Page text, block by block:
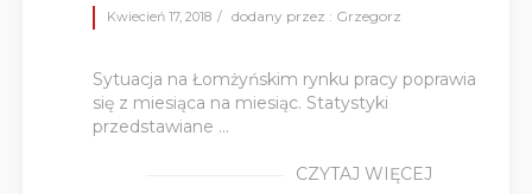
Kwiecień 17, 2018 dodany przez : Grzegorz
Sytuacja na Łomżyńskim rynku pracy poprawia
się z miesiąca na miesiąc. Statystyki
przedstawiane ...
CZYTAJ WIĘCEJ